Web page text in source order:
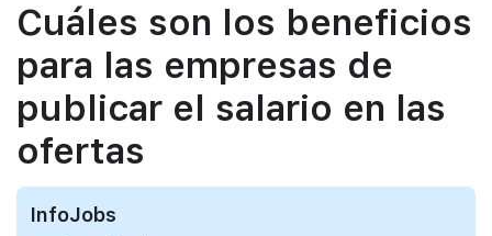
Cuáles son los beneficios
para las empresas de
publicar el salario en las
ofertas
InfoJobs